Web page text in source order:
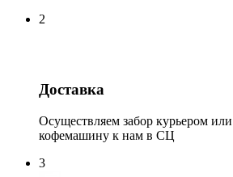
2
Доставка
Осуществляем забор курьером или
кофемашину к нам в СЦ
3